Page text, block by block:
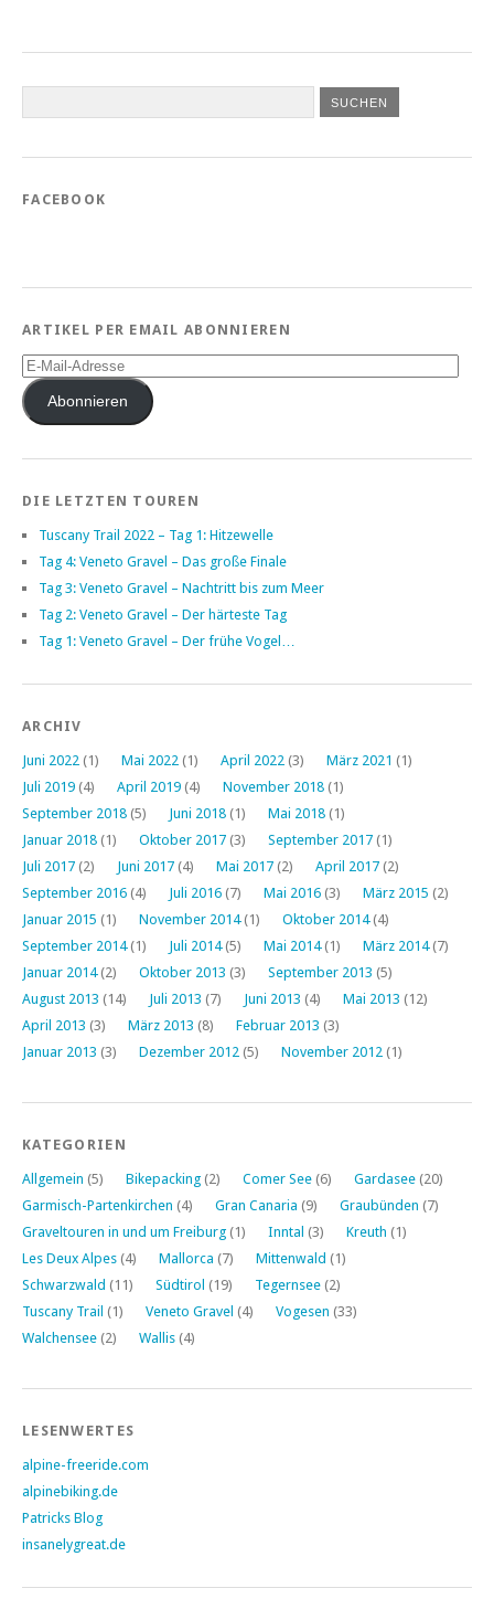
FACEBOOK
ARTIKEL PER EMAIL ABONNIEREN
E-
Mail-
AdresseAbonnieren
DIE LETZTEN TOUREN
Tuscany Trail 2022 – Tag 1: Hitzewelle
Tag 4: Veneto Gravel – Das große Finale
Tag 3: Veneto Gravel – Nachtritt bis zum Meer
Tag 2: Veneto Gravel – Der härteste Tag
Tag 1: Veneto Gravel – Der frühe Vogel…
ARCHIV
Juni 2022 (1) Mai 2022 (1) April 2022 (3) März 2021 (1)
Juli 2019 (4) April 2019 (4) November 2018 (1)
September 2018 (5) Juni 2018 (1) Mai 2018 (1)
Januar 2018 (1) Oktober 2017 (3) September 2017 (1)
Juli 2017 (2) Juni 2017 (4) Mai 2017 (2) April 2017 (2)
September 2016 (4) Juli 2016 (7) Mai 2016 (3) März 2015 (2)
Januar 2015 (1) November 2014(1) Oktober 2014(4)
September 2014(1) Juli 2014(5) Mai 2014(1) März 2014(7)
Januar 2014(2) Oktober 2013 (3) September 2013 (5)
August 2013 (14) Juli 2013 (7) Juni 2013 (4) Mai 2013 (12)
April 2013 (3) März 2013 (8) Februar 2013 (3)
Januar 2013 (3) Dezember 2012 (5) November 2012 (1)
KATEGORIEN
Allgemein (5) Bikepacking (2) Comer See (6) Gardasee (20)
Garmisch-Partenkirchen (4) Gran Canaria (9) Graubünden (7)
Graveltouren in und um Freiburg (1) Inntal (3) Kreuth (1)
Les Deux Alpes (4) Mallorca (7) Mittenwald (1)
Schwarzwald (11) Südtirol (19) Tegernsee (2)
Tuscany Trail (1) Veneto Gravel (4) Vogesen (33)
Walchensee (2) Wallis (4)
LESENWERTES
alpine-freeride.com
alpinebiking.de
Patricks Blog
insanelygreat.de